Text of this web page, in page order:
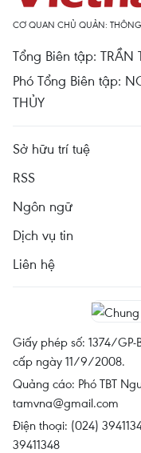
CƠ QUAN CHỦ QUẢN:
Tổng Biên tập: TRẦN
Phó Tổng Biên tập:
THỦY
Sở hữu trí tuệ
RSS
Ngôn ngữ
Dịch vụ tin
Liên hệ
Giấy phép số: 1374/GP-
cấp ngày 11/9/2008.
Quảng cáo: Phó TBT
tamvna@gmail.com
Điện thoại: (024)
39411348